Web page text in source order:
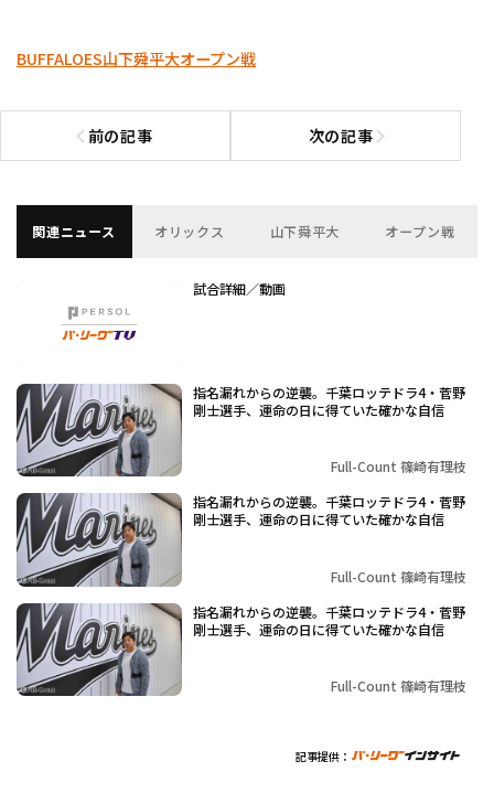
BUFFALOES山下舜平大オープン戦
前の記事
前の記事へ 次の記事次の記事へ
関連ニュース オリックス 山下舜平大 オープン戦
試合詳細／動画
指名漏れからの逆襲。千葉ロッテドラ4・菅野
剛士選手、運命の日に得ていた確かな自信
Full-Count 篠崎有理枝
指名漏れからの逆襲。千葉ロッテドラ4・菅野
剛士選手、運命の日に得ていた確かな自信
Full-Count 篠崎有理枝
指名漏れからの逆襲。千葉ロッテドラ4・菅野
剛士選手、運命の日に得ていた確かな自信
Full-Count 篠崎有理枝
記事提供：